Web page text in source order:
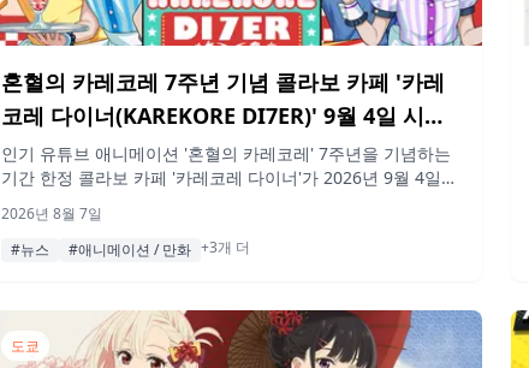
혼혈의 카레코레 7주년 기념 콜라보 카페 '카레
코레 다이너(KAREKORE DI7ER)' 9월 4일 시부
야 오픈
인기 유튜브 애니메이션 '혼혈의 카레코레' 7주년을 기념하는
기간 한정 콜라보 카페 '카레코레 다이너'가 2026년 9월 4일부
다. 전용 메뉴와 오리지널 굿즈, 각종 특전이 준비되어 있으며,
예약은 8월 16일부터 시작됩니다.
2026년 8월 7일
#뉴스
#애니메이션 / 만화 +3개 더
도쿄